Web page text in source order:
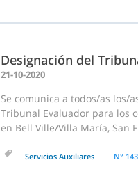
Designación del
21-10-2020
Se comunica a todos/as los/
Tribunal Evaluador para los
en Bell Ville/Villa María, San
Servicios Auxiliares N° 143